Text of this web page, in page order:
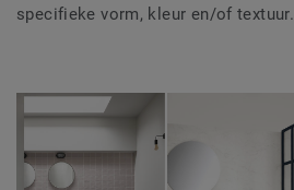
specifieke vorm, kleur en/of textuur.